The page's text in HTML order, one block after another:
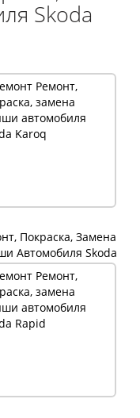
Skoda
Покраска, Замена
Автомобиля Skoda
Karoq